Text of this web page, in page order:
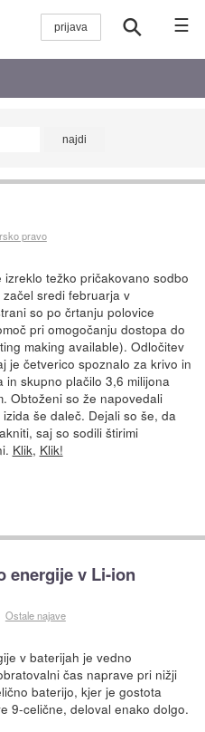
☰
pravo
težko pričakovano sodbo
sredi februarja v
so po črtanju polovice
pri omogočanju dostopa do
making available). Odločitev
je četverico spoznalo za krivo in
skupno plačilo 3,6 milijona
Obtoženi so že napovedali
še daleč. Dejali so še, da
saj so sodili štirimi
Klik, Klik!
energije v Li-ion
Ostale najave
v baterijah je vedno
čas naprave pri nižji
baterijo, kjer je gostota
9-celične, deloval enako dolgo.